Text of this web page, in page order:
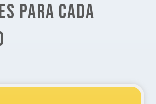
PARA CADA